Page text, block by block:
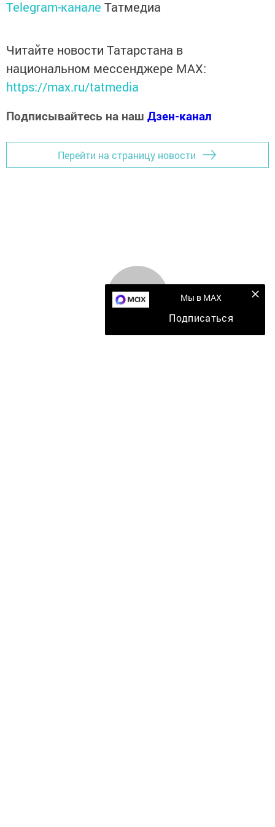
Telegram-канале Татмедиа
Читайте новости Татарстана в
национальном мессенджере MАХ:
https://max.ru/tatmedia
Подписывайтесь на наш Дзен-канал
Перейти на страницу новости
Мы в MAX
Подписаться